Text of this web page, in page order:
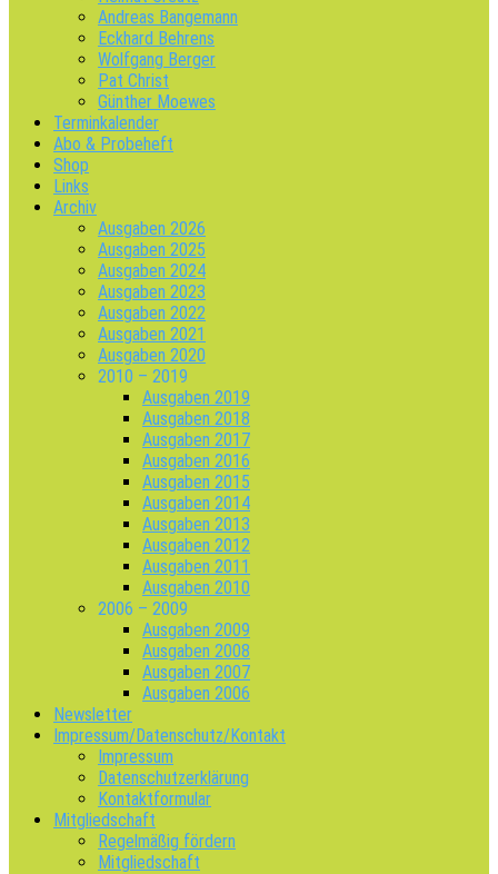
Andreas Bangemann
Eckhard Behrens
Wolfgang Berger
Pat Christ
Günther Moewes
Terminkalender
Abo & Probeheft
Shop
Links
Archiv
Ausgaben 2026
Ausgaben 2025
Ausgaben 2024
Ausgaben 2023
Ausgaben 2022
Ausgaben 2021
Ausgaben 2020
2010 – 2019
Ausgaben 2019
Ausgaben 2018
Ausgaben 2017
Ausgaben 2016
Ausgaben 2015
Ausgaben 2014
Ausgaben 2013
Ausgaben 2012
Ausgaben 2011
Ausgaben 2010
2006 – 2009
Ausgaben 2009
Ausgaben 2008
Ausgaben 2007
Ausgaben 2006
Newsletter
Impressum/Datenschutz/Kontakt
Impressum
Datenschutzerklärung
Kontaktformular
Mitgliedschaft
Regelmäßig fördern
Mitgliedschaft